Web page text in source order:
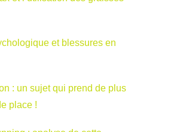
et blessures en
: un sujet qui prend de plus
place !